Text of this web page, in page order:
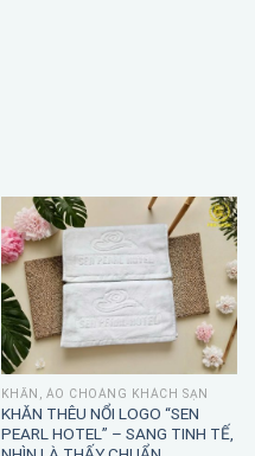
KHĂN, ÁO CHOÀNG KHÁCH SẠN
KHĂN THÊU NỔI LOGO “SEN
PEARL HOTEL” – SANG TINH TẾ,